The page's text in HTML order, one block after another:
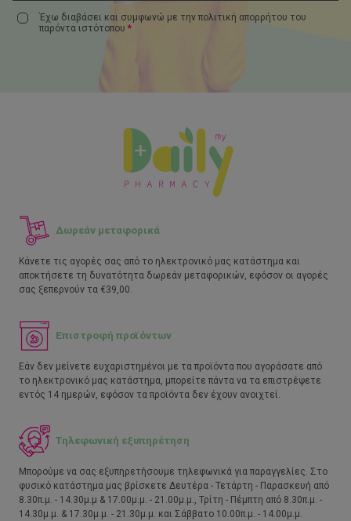
Έχω διαβάσει και συμφωνώ με την πολιτική απορρήτου του
παρόντα ιστότοπου *
Δωρεάν μεταφορικά
Κάνετε τις αγορές σας από το ηλεκτρονικό μας κατάστημα και
αποκτήσετε τη δυνατότητα δωρεάν μεταφορικών, εφόσον οι αγορές
σας ξεπερνούν τα €39,00.
Επιστροφή προϊόντων
Εάν δεν μείνετε ευχαριστημένοι με τα προϊόντα που αγοράσατε από
το ηλεκτρονικό μας κατάστημα, μπορείτε πάντα να τα επιστρέψετε
εντός 14 ημερών, εφόσον τα προϊόντα δεν έχουν ανοιχτεί.
Τηλεφωνική εξυπηρέτηση
Μπορούμε να σας εξυπηρετήσουμε τηλεφωνικά για παραγγελίες. Στο
φυσικό κατάστημα μας βρίσκετε Δευτέρα - Τετάρτη - Παρασκευή από
8.30π.μ. - 14.30μ.μ & 17.00μ.μ. - 21.00μ.μ., Τρίτη - Πέμπτη από 8.30π.μ. -
14.30μ.μ. & 17.30μ.μ. - 21.30μ.μ. και Σάββατο 10.00π.μ. - 14.00μ.μ.